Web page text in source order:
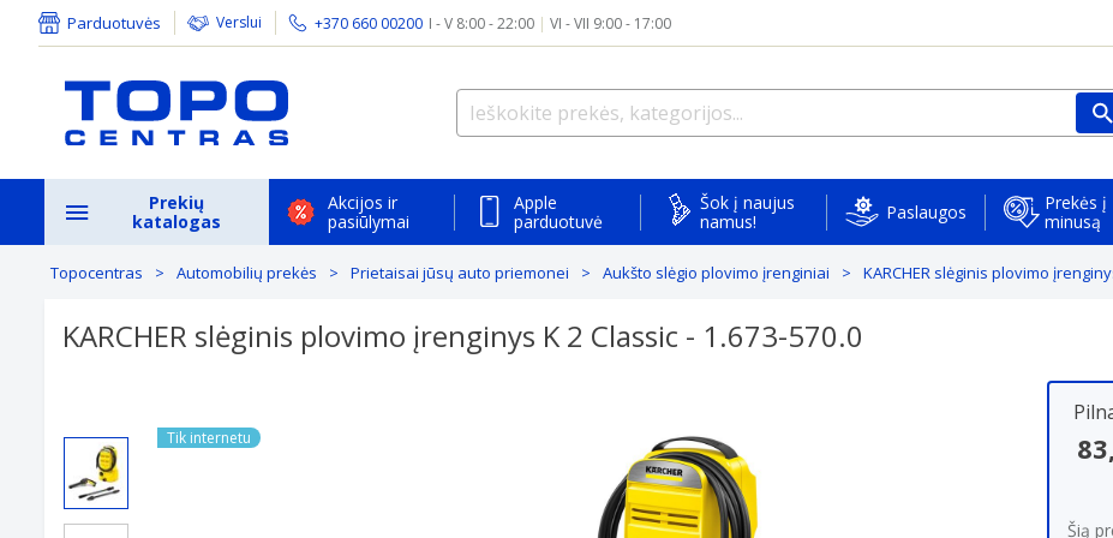
Parduotuvės Verslui +370 660 00200 I - V 8:00 - 22:00 | VI - VII 9:00 - 17:00
Prekių
katalogas
Akcijos ir
pasiūlymai
Apple
parduotuvė
Šok į naujus
namus!
Paslaugos
Prekės į
minusą
Topocentras Automobilių prekės Prietaisai jūsų auto priemonei Aukšto slėgio plovimo įrenginiai KARCHER slėginis plovimo
KARCHER slėginis plovimo įrenginys K 2 Classic - 1.673-570.0
Tik internetu
Šią